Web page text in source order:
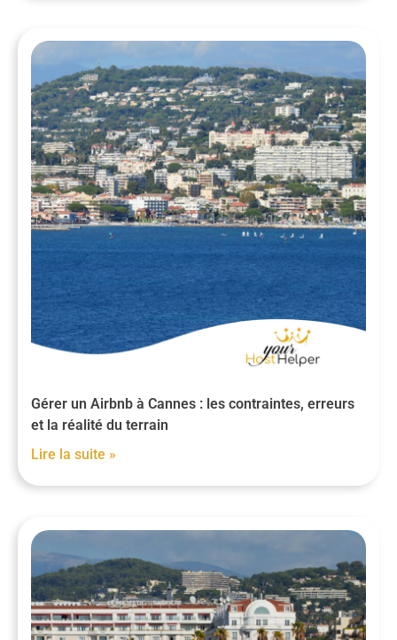
Gérer un Airbnb à Cannes : les contraintes, erreurs
et la réalité du terrain
Lire la suite »